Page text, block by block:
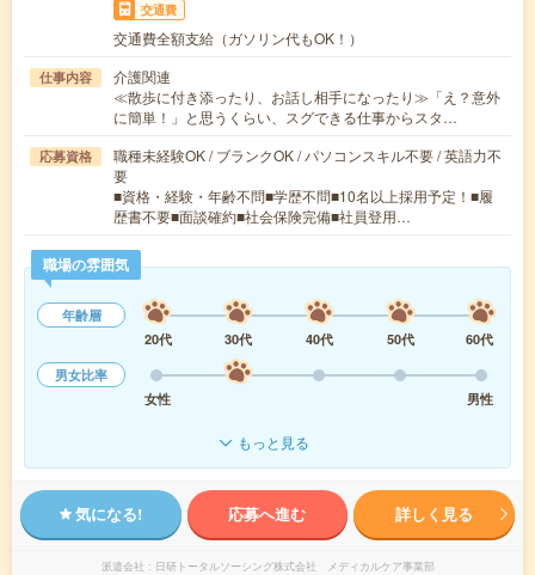
交通費
交通費全額支給（ガソリン代もOK！）
仕事内容
介護関連
≪散歩に付き添ったり、お話し相手になったり≫「え？意外
に簡単！」と思うくらい、スグできる仕事からスタ…
応募資格
職種未経験OK / ブランクOK / パソコンスキル不要 / 英語力不
要
■資格・経験・年齢不問■学歴不問■10名以上採用予定！■履
歴書不要■面談確約■社会保険完備■社員登用…
職場の雰囲気
年齢層
20代
30代 40代 50代
60代
男女比率
女性
男性
もっと見る
気になる! 応募へ進む 詳しく見る
派遣会社 日研トータルソーシング株式会社 メディカルケア事業部